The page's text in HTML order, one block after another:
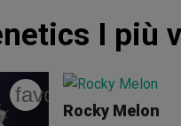
I più
favorite_border
Rocky Melon